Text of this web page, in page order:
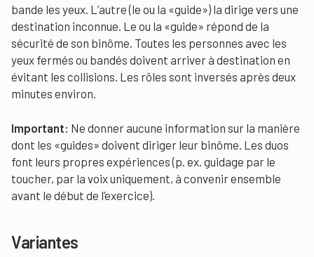
bande les yeux. L’autre (le ou la «guide») la dirige vers une
destination inconnue. Le ou la «guide» répond de la
sécurité de son binôme. Toutes les personnes avec les
yeux fermés ou bandés doivent arriver à destination en
évitant les collisions. Les rôles sont inversés après deux
minutes environ.
Important: Ne donner aucune information sur la manière
dont les «guides» doivent diriger leur binôme. Les duos
font leurs propres expériences (p. ex. guidage par le
toucher, par la voix uniquement, à convenir ensemble
avant le début de l’exercice).
Variantes